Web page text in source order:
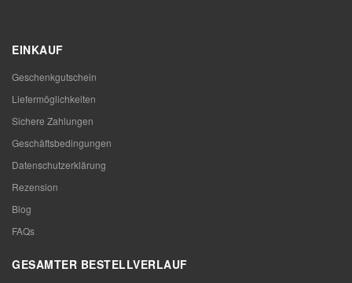
EINKAUF
Geschenkgutschein
Liefermöglichkeiten
Sichere Zahlungen
Geschäftsbedingungen
Datenschutzerklärung
Rezension
Blog
FAQs
GESAMTER BESTELLVERLAUF